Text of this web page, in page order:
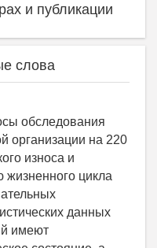
и публикации
слова
обследования
организации на 220
износа и
цикла
данных
имеют